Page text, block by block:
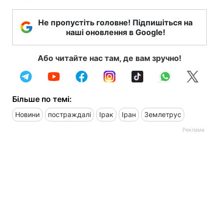
Не пропустіть головне! Підпишіться на
наші оновлення в Google!
Або читайте нас там, де вам зручно!
Більше по темі:
Новини постраждалі Ірак Іран Землетрус